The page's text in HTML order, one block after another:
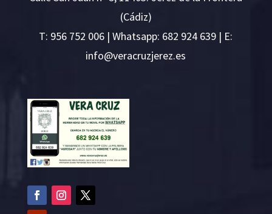
(Cádiz)
T: 956 752 006 | Whatsapp: 682 924 639 | E:
se.ze
rejzu
rcare
v@ofn
i